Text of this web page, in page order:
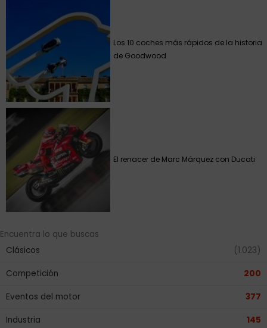
Los 10 coches más rápidos de la historia
de Goodwood
El renacer de Marc Márquez con Ducati
Encuentra lo que buscas
Clásicos
(1.023)
Competición 200
Eventos del motor 377
Industria 145